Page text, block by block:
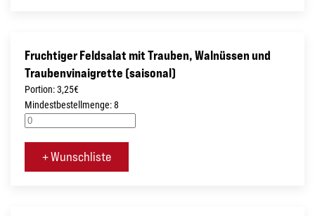
Fruchtiger Feldsalat mit Trauben, Walnüssen und
Traubenvinaigrette (saisonal)
Portion: 3,25€
Mindestbestellmenge: 8
+ Wunschliste